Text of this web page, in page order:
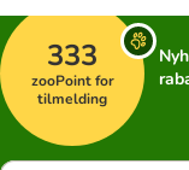
333
zooPoint for
tilmelding